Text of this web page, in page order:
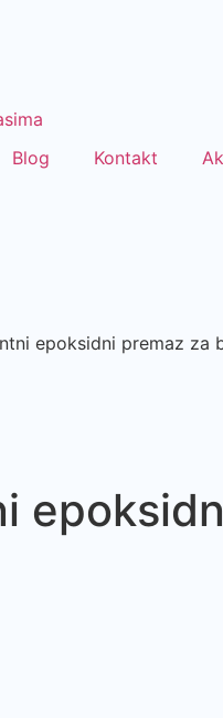
Blog Kontakt
epoksidni premaz za